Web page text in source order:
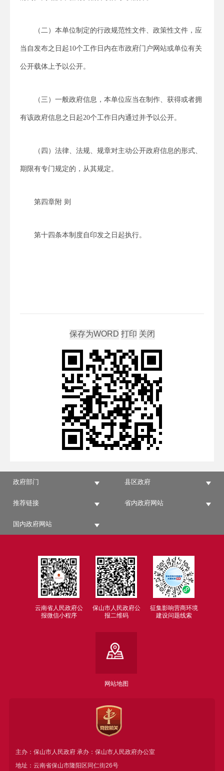
（二）本单位制定的行政规范性文件、政策性文件，应
当自发布之日起10个工作日内在市政府门户网站或单位有关
公开载体上予以公开。
（三）一般政府信息，本单位应当在制作、获得或者拥
有该政府信息之日起20个工作日内通过并予以公开。
（四）法律、法规、规章对主动公开政府信息的形式、
期限有专门规定的，从其规定。
第四章附 则
第十四条本制度自印发之日起执行。
政府部门 县区政府
推荐链接 省内政府网站
国内政府网站
云南省人民政府公
报微信小程序
保山市人民政府公
报二维码
征集影响营商环境
建设问题线索
网站地图
主办：保山市人民政府 承办：保山市人民政府办公室
地址：云南省保山市隆阳区同仁街26号